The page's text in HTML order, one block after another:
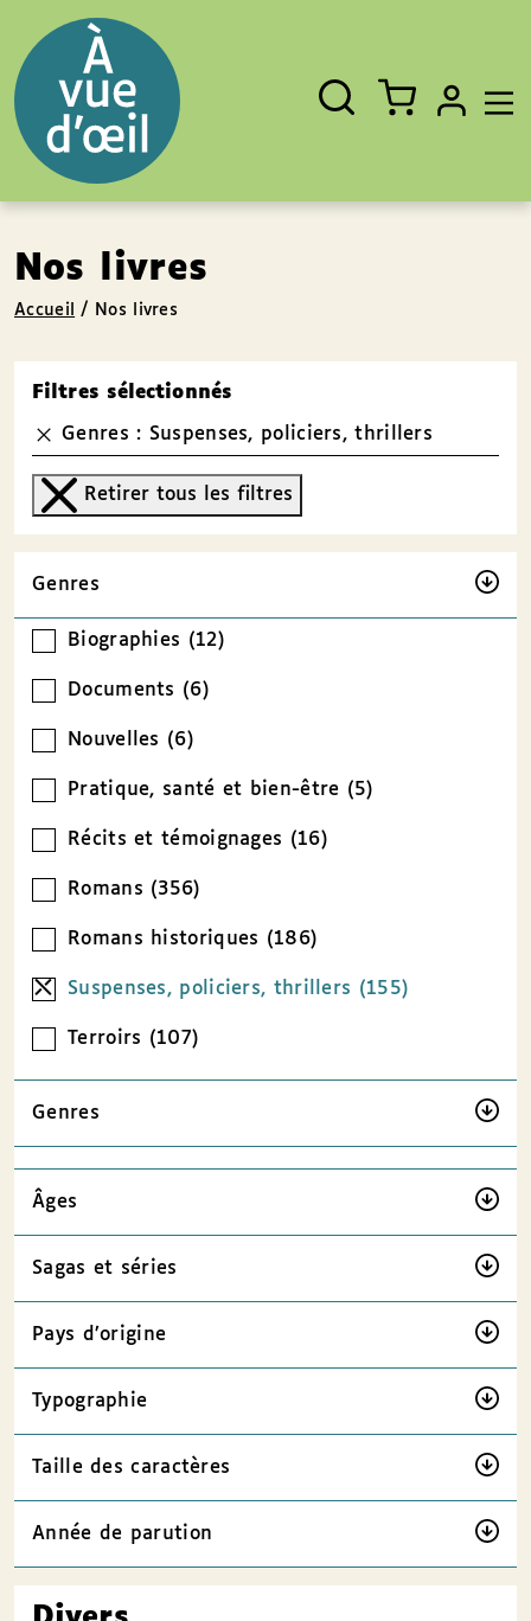
Fermer
Rechercher
un
livre,
un
auteur,
un
EAN
Nos livres
Accueil / Nos livres
Filtres sélectionnés
Genres : Suspenses, policiers, thrillers
Retirer tous les filtres
Genres
Biographies (12)
Documents (6)
Nouvelles (6)
Pratique, santé et bien-être (5)
Récits et témoignages (16)
Romans (356)
Romans historiques (186)
Suspenses, policiers, thrillers (155)
Terroirs (107)
Genres
Âges
Sagas et séries
Pays d’origine
Typographie
Taille des caractères
Année de parution